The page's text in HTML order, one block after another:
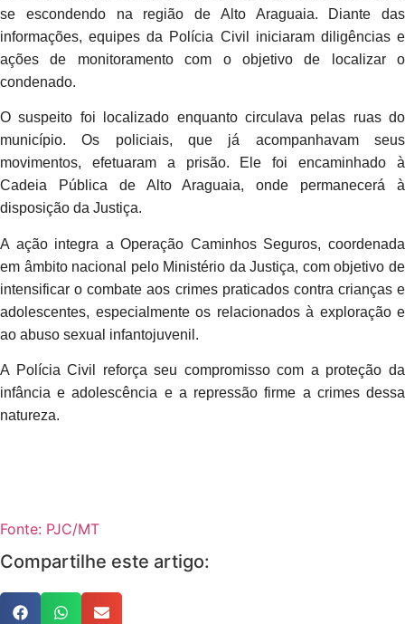
se escondendo na região de Alto Araguaia. Diante das
informações, equipes da Polícia Civil iniciaram diligências e
ações de monitoramento com o objetivo de localizar o
condenado.
O suspeito foi localizado enquanto circulava pelas ruas do
município. Os policiais, que já acompanhavam seus
movimentos, efetuaram a prisão. Ele foi encaminhado à
Cadeia Pública de Alto Araguaia, onde permanecerá à
disposição da Justiça.
A ação integra a Operação Caminhos Seguros, coordenada
em âmbito nacional pelo Ministério da Justiça, com objetivo de
intensificar o combate aos crimes praticados contra crianças e
adolescentes, especialmente os relacionados à exploração e
ao abuso sexual infantojuvenil.
A Polícia Civil reforça seu compromisso com a proteção da
infância e adolescência e a repressão firme a crimes dessa
natureza.
Fonte: PJC/MT
Compartilhe este artigo: